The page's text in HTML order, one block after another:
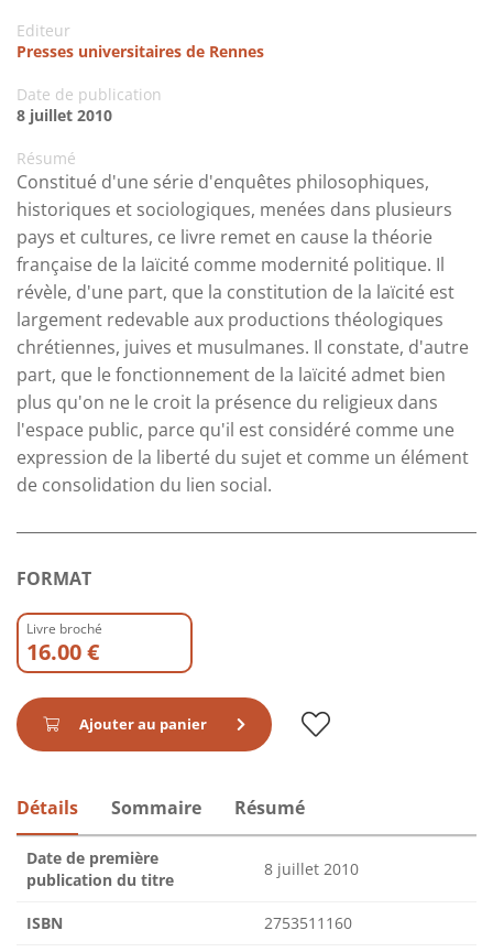
Editeur
Presses universitaires de Rennes
Date de publication
8 juillet 2010
Résumé
Constitué d'une série d'enquêtes philosophiques,
historiques et sociologiques, menées dans plusieurs
pays et cultures, ce livre remet en cause la théorie
française de la laïcité comme modernité politique. Il
révèle, d'une part, que la constitution de la laïcité est
largement redevable aux productions théologiques
chrétiennes, juives et musulmanes. Il constate, d'autre
part, que le fonctionnement de la laïcité admet bien
plus qu'on ne le croit la présence du religieux dans
l'espace public, parce qu'il est considéré comme une
expression de la liberté du sujet et comme un élément
de consolidation du lien social.
FORMAT
Livre broché
16.00 €
Ajouter au panier
Détails Sommaire Résumé
Date de première
publication du titre
8 juillet 2010
ISBN 2753511160